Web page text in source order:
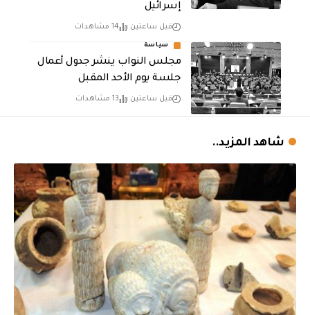
إسرائيل
قبل ساعتين 14 مشاهدات
سياسة
مجلس النواب ينشر جدول أعمال
جلسة يوم الأحد المقبل
قبل ساعتين 13 مشاهدات
شاهد المزيد..